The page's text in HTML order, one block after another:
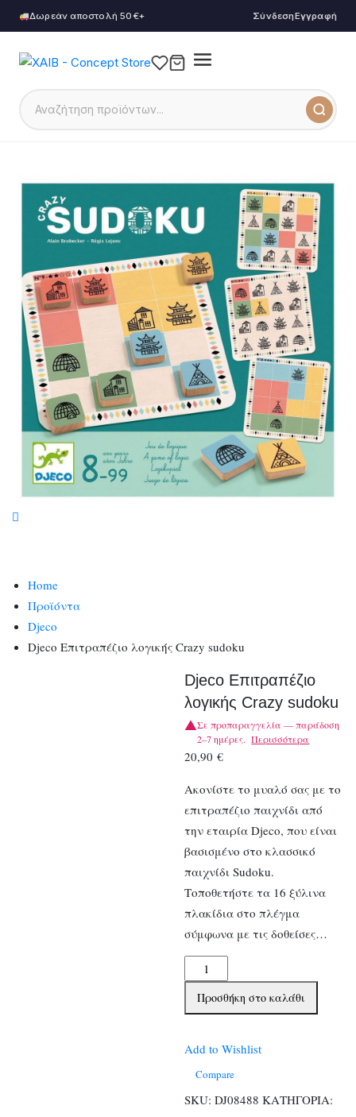
Δωρεάν αποστολή 50€+ ΣύνδεσηΕγγραφή
Home
Προϊόντα
Djeco
Djeco Επιτραπέζιο λογικής Crazy sudoku
Djeco Επιτραπέζιο
λογικής Crazy sudoku
Σε προπαραγγελία — παράδοση
2–7 ημέρες. Περισσότερα
20,90€
Ακονίστε το μυαλό σας με το
επιτραπέζιο παιχνίδι από
την εταιρία Djeco, που είναι
βασισμένο στο κλασσικό
παιχνίδι Sudoku.
Τοποθετήστε τα 16 ξύλινα
πλακίδια στο πλέγμα
σύμφωνα με τις δοθείσες…
Djeco
Επιτραπέζιο
λογικής
sudoku
ποσότητα
Προσθήκη στο καλάθι
Add to Wishlist
Compare
SKU: DJ08488 ΚΑΤΗΓΟΡΙΑ: